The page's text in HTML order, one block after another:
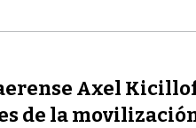
Axel
de la